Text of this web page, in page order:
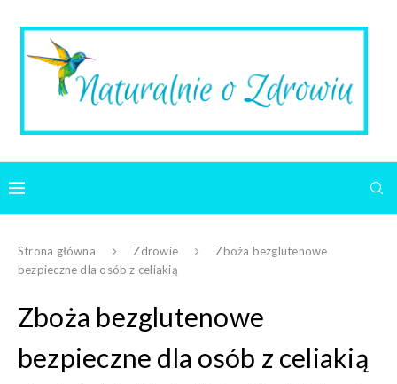
Strona główna Zdrowie
Zboża bezglutenowe
bezpieczne dla osób z celiakią
Zboża bezglutenowe
bezpieczne dla osób z celiakią